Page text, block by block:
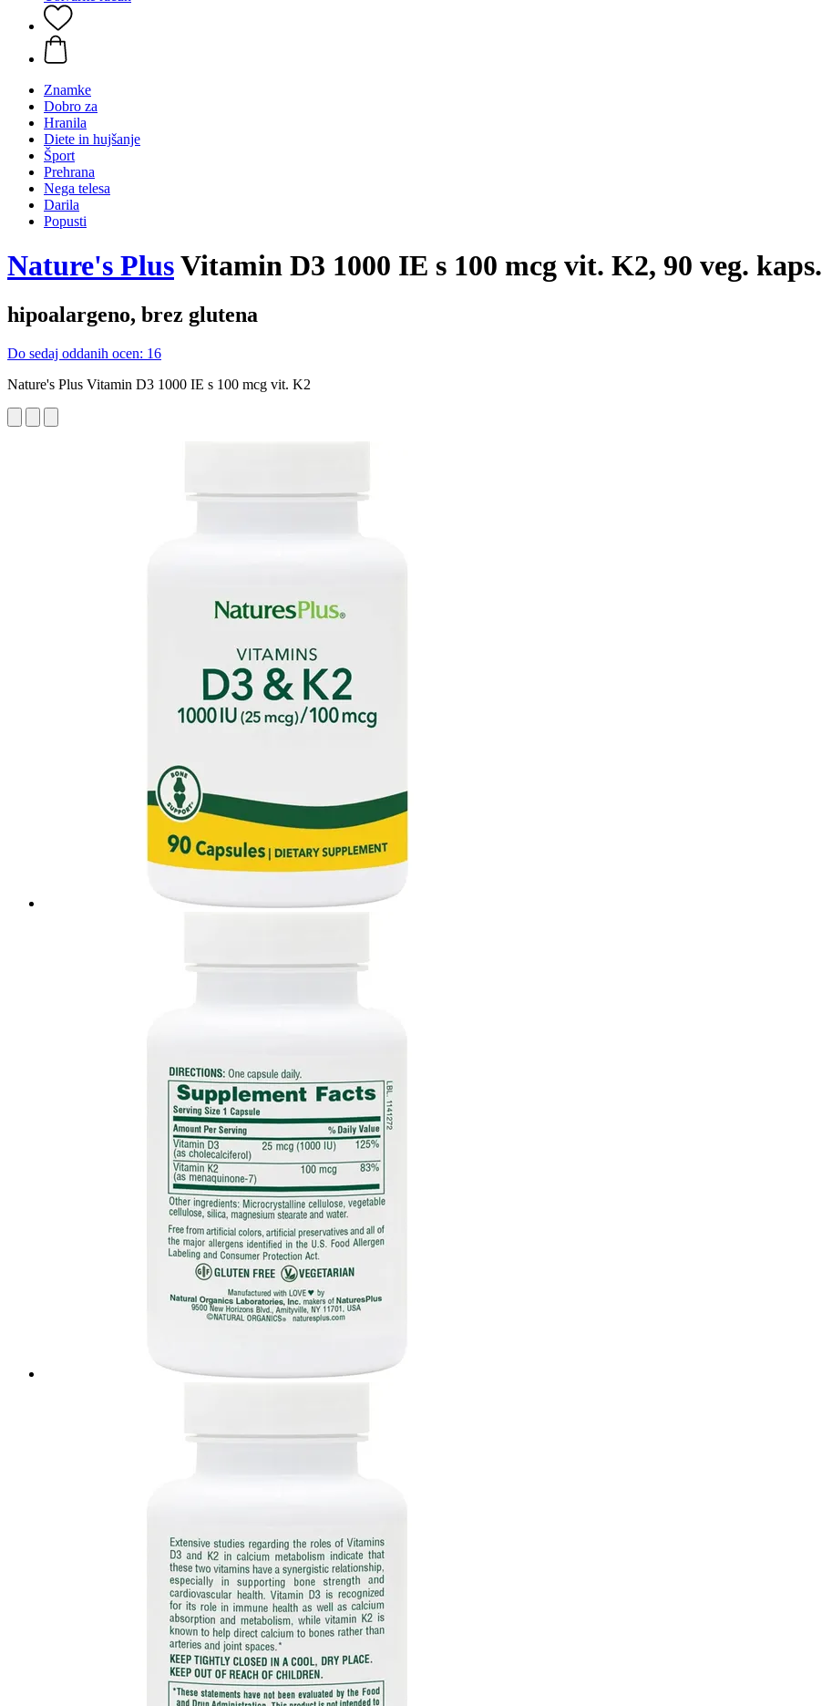
Znamke
Dobro za
Hranila
Diete in hujšanje
Šport
Prehrana
Nega telesa
Darila
Popusti
Nature's PlusVitamin D3 1000 IE s 100 mcg vit. K2, 90 veg. kaps.
hipoalargeno, brez glutena
Do sedaj oddanih ocen: 16
Nature's Plus Vitamin D3 1000 IE s 100 mcg vit. K2